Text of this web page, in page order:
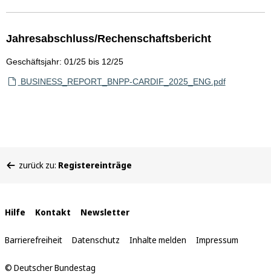
Jahresabschluss/Rechenschaftsbericht
Geschäftsjahr: 01/25 bis 12/25
BUSINESS_REPORT_BNPP-CARDIF_2025_ENG.pdf
befinden
zurück zu: Registereinträge
Interne
Links
Hilfe Kontakt Newsletter
Barrierefreiheit Datenschutz Inhalte melden Impressum
© Deutscher Bundestag